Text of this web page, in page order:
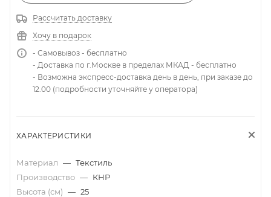
Рассчитать доставку
Хочу в подарок
- Самовывоз - бесплатно
- Доставка по г.Москве в пределах МКАД - бесплатно
- Возможна экспресс-доставка день в день, при заказе до
12.00 (подробности уточняйте у оператора)
ХАРАКТЕРИСТИКИ
Материал — Текстиль
Производство — КНР
Высота (см) — 25